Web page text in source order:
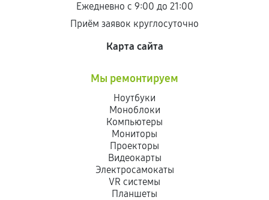
Ежедневно с 9:00 до 21:00
Приём заявок круглосуточно
Карта сайта
Мы ремонтируем
Ноутбуки
Моноблоки
Компьютеры
Мониторы
Проекторы
Видеокарты
Электросамокаты
VR системы
Планшеты